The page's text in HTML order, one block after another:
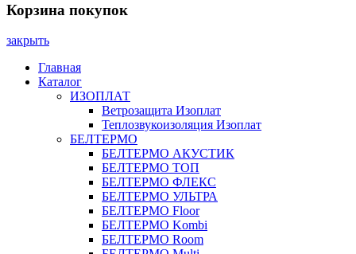
Корзина покупок
закрыть
Главная
Каталог
ИЗОПЛАТ
Ветрозащита Изоплат
Теплозвукоизоляция Изоплат
БЕЛТЕРМО
БЕЛТЕРМО АКУСТИК
БЕЛТЕРМО ТОП
БЕЛТЕРМО ФЛЕКС
БЕЛТЕРМО УЛЬТРА
БЕЛТЕРМО Floor
БЕЛТЕРМО Kombi
БЕЛТЕРМО Room